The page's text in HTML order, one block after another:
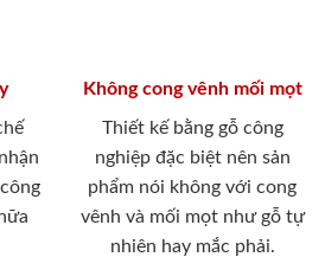
Không cong vênh mối mọt
Thiết kế bằng gỗ công
nghiệp đặc biệt nên sản
phẩm nói không với cong
vênh và mối mọt như gỗ tự
nhiên hay mắc phải.